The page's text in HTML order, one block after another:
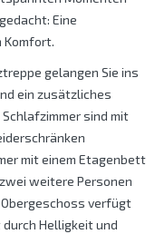
Eine
Komfort.
gelangen Sie ins
ein zusätzliches
sind mit
mit einem Etagenbett
weitere Personen
verfügt
Helligkeit und